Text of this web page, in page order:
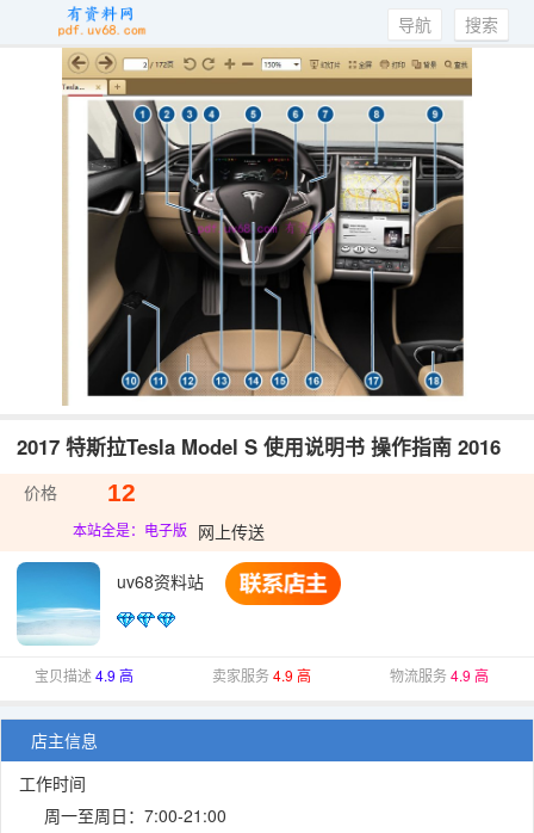
搜索
导航
2017 特斯拉Tesla Model S 使用说明书 操作指南 2016
价格 12
本站全是：电子版 网上传送
uv68资料站
宝贝描述 4.9 高 卖家服务4.9 高 物流服务4.9 高
店主信息
工作时间
周一至周日：7:00-21:00